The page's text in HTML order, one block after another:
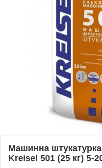
Машинна
Kreisel 501 (25 кг) 5-